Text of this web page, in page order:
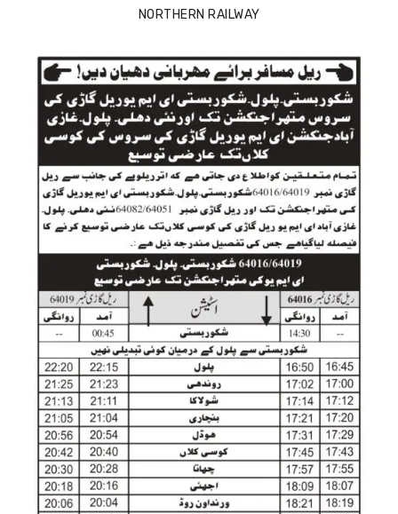
NORTHERN RAILWAY